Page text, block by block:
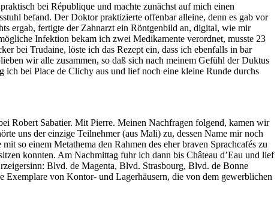
bei République und machte zunächst auf mich einen
befand. Der Doktor praktizierte offenbar alleine, denn es gab vor
ergab, fertigte der Zahnarzt ein Röntgenbild an, digital, wie mir
Infektion bekam ich zwei Medikamente verordnet, musste 23
bei Trudaine, löste ich das Rezept ein, dass ich ebenfalls in bar
wir alle zusammen, so daß sich nach meinem Gefühl der Duktus
bei Place de Clichy aus und lief noch eine kleine Runde durchs
Robert Sabatier. Mit Pierre. Meinen Nachfragen folgend, kamen wir
uns der einzige Teilnehmer (aus Mali) zu, dessen Name mir noch
so einem Metathema den Rahmen des eher braven Sprachcafés zu
konnten. Am Nachmittag fuhr ich dann bis Château d’Eau und lief
Blvd. de Magenta, Blvd. Strasbourg, Blvd. de Bonne
von Kontor- und Lagerhäusern, die von dem gewerblichen